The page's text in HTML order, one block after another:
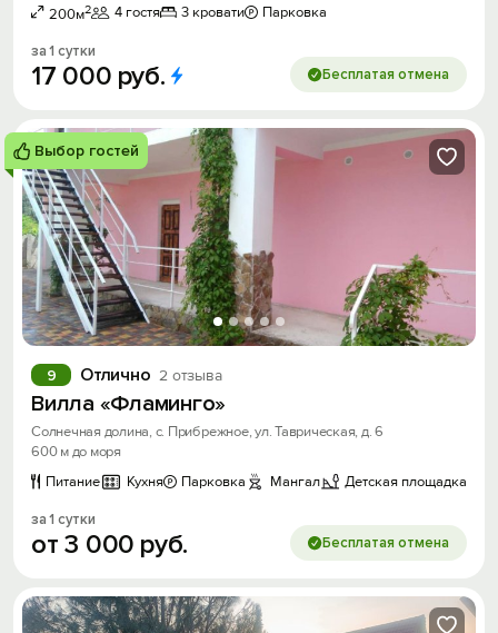
200м2 4 гостя 3 кровати Парковка
за 1 сутки
17 000 руб. Бесплатая отмена
Выбор гостей
Отлично 2 отзыва
9
Вилла «Фламинго»
Солнечная долина, с. Прибрежное, ул. Таврическая, д. 6
600 м до моря
Питание
Кухня Парковка Мангал Детская площадка
за 1 сутки
от3 000 руб. Бесплатая отмена